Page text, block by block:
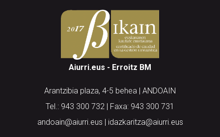
Aiurri.eus - Erroitz BM
Arantzibia plaza, 4-5 behea | ANDOAIN
Tel.: 943 300 732 | Faxa: 943 300 731
andoain@aiurri.eus | idazkaritza@aiurri.eus